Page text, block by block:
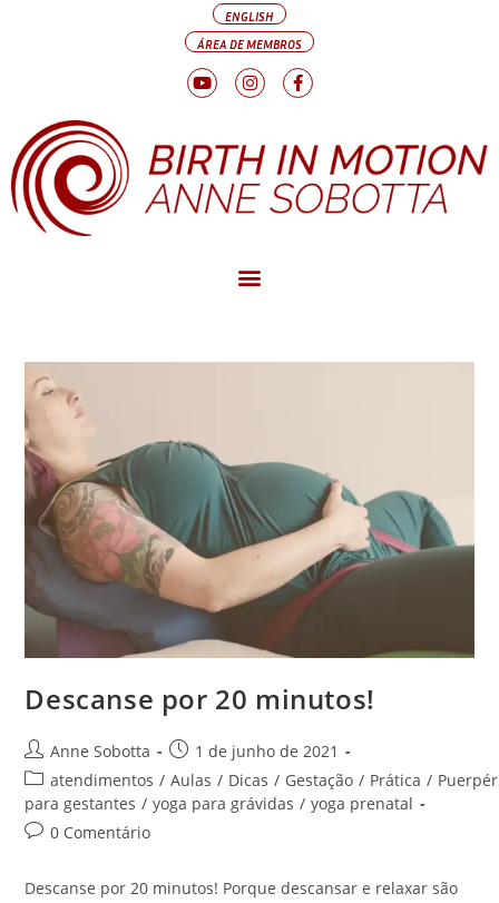
ENGLISH
ÁREA DE MEMBROS
Descanse por 20 minutos!
Anne Sobotta
1 de junho de 2021
atendimentos / Aulas / Dicas / Gestação / Prática /
para gestantes / yoga para grávidas / yoga prenatal
0 Comentário
Descanse por 20 minutos! Porque descansar e relaxar são